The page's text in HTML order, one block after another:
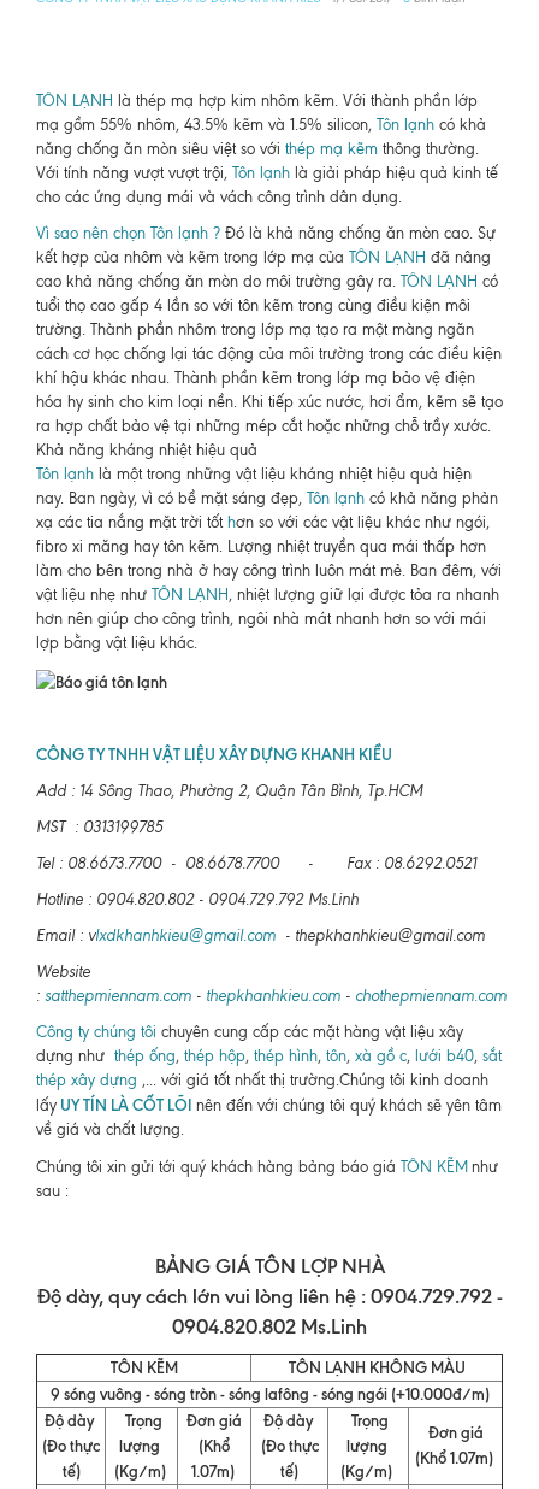
TÔN LẠNH là thép mạ hợp kim nhôm kẽm. Với thành phần lớp
mạ gồm 55% nhôm, 43.5% kẽm và 1.5% silicon, Tôn lạnh có khả
năng chống ăn mòn siêu việt so với thép mạ kẽm thông thường.
Với tính năng vượt vượt trội, Tôn lạnh là giải pháp hiệu quả kinh tế
cho các ứng dụng mái và vách công trình dân dụng.
Vì sao nên chọn Tôn lạnh ? Đó là khả năng chống ăn mòn cao. Sự
kết hợp của nhôm và kẽm trong lớp mạ của TÔN LẠNH đã nâng
cao khả năng chống ăn mòn do môi trường gây ra. TÔN LẠNH có
tuổi thọ cao gấp 4 lần so với tôn kẽm trong cùng điều kiện môi
trường. Thành phần nhôm trong lớp mạ tạo ra một màng ngăn
cách cơ học chống lại tác động của môi trường trong các điều kiện
khí hậu khác nhau. Thành phần kẽm trong lớp mạ bảo vệ điện
hóa hy sinh cho kim loại nền. Khi tiếp xúc nước, hơi ẩm, kẽm sẽ tạo
ra hợp chất bảo vệ tại những mép cắt hoặc những chỗ trầy xước.
Khả năng kháng nhiệt hiệu quả
Tôn lạnh là một trong những vật liệu kháng nhiệt hiệu quả hiện
nay. Ban ngày, vì có bề mặt sáng đẹp, Tôn lạnh có khả năng phản
xạ các tia nắng mặt trời tốt hơn so với các vật liệu khác như ngói,
fibro xi măng hay tôn kẽm. Lượng nhiệt truyền qua mái thấp hơn
làm cho bên trong nhà ở hay công trình luôn mát mẻ. Ban đêm, với
vật liệu nhẹ như TÔN LẠNH , nhiệt lượng giữ lại được tỏa ra nhanh
hơn nên giúp cho công trình, ngôi nhà mát nhanh hơn so với mái
lợp bằng vật liệu khác.
CÔNG TY TNHH VẬT LIỆU XÂY DỰNG KHANH KIỀU
Add : 14 Sông Thao, Phường 2, Quận Tân Bình, Tp.HCM
MST : 0313199785
Tel : 08.6673.7700 - 08.6678.7700 - Fax : 08.6292.0521
Hotline : 0904.820.802 - 0904.729.792 Ms.Linh
Email : vlxdkhanhkieu@gmail.com - thepkhanhkieu@gmail.com
Website
: satthepmiennam.com - thepkhanhkieu.com - chothepmiennam.com
Công ty chúng tôi chuyên cung cấp các mặt hàng vật liệu xây
dựng như thép ống, thép hộp, thép hình, tôn, xà gồ c, lưới b40, sắt
thép xây dựng ,... với giá tốt nhất thị trường.Chúng tôi kinh doanh
lấy UY TÍN LÀ CỐT LÕI nên đến với chúng tôi quý khách sẽ yên tâm
về giá và chất lượng.
Chúng tôi xin gửi tới quý khách hàng bảng báo giá TÔN KẼM như
sau :
BẢNG GIÁ TÔN LỢP NHÀ
Độ dày, quy cách lớn vui lòng liên hệ : 0904.729.792 -
0904.820.802 Ms.Linh
TÔN KẼM
TÔN LẠNH KHÔNG MÀU
9 sóng vuông - sóng tròn - sóng lafông - sóng ngói (+10.000đ/m)
Độ dày
(Đo thực
tế)
Trọng
lượng
(Kg/m)
Đơn giá
(Khổ
1.07m)
Độ dày
(Đo thực
tế)
Trọng
lượng
(Kg/m)
Đơn giá
(Khổ 1.07m)